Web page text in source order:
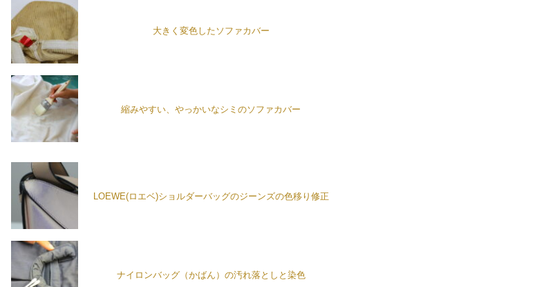
大きく変色したソファカバー
縮みやすい、やっかいなシミのソファカバー
LOEWE(ロエベ)ショルダーバッグのジーンズの色移り修正
ナイロンバッグ（かばん）の汚れ落としと染色